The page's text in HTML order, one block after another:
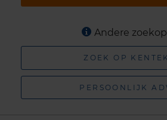
Andere
ZOEK OP
PERSOONLIJK